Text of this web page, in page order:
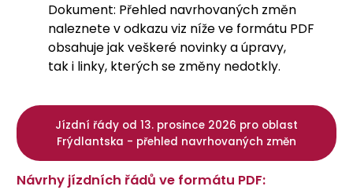
Dokument: Přehled navrhovaných změn
naleznete v odkazu viz níže ve formátu PDF
obsahuje jak veškeré novinky a úpravy,
tak i linky, kterých se změny nedotkly.
Jízdní řády od 13. prosince 2026 pro oblast
Frýdlantska - přehled navrhovaných změn
Návrhy jízdních řádů ve formátu PDF: